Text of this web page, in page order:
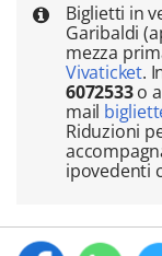
Biglietti in
Garibaldi
mezza
Vivaticket.
6072533o
mail
Riduzioni
ipovedenti